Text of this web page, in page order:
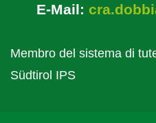
E-Mail:
Membro del sistema di
Südtirol IPS